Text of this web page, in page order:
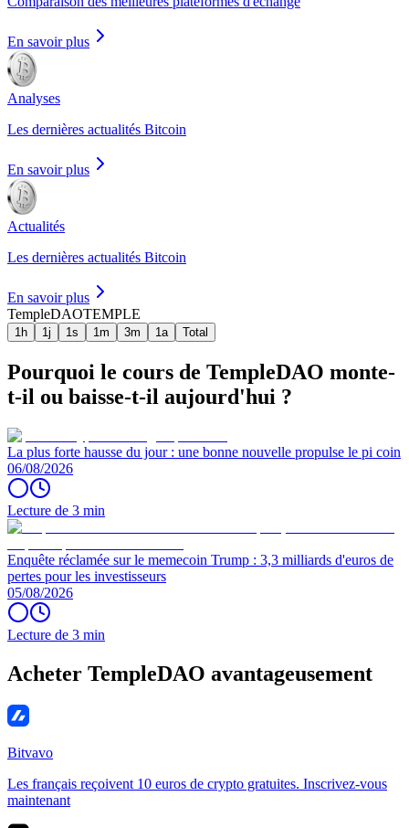
En savoir plus
Analyses
Les dernières actualités Bitcoin
En savoir plus
Actualités
Les dernières actualités Bitcoin
En savoir plus
TempleDAOTEMPLE
1h 1j 1s 1m 3m 1a Total
Pourquoi le cours de TempleDAO monte-
t-il ou baisse-t-il aujourd'hui ?
La plus forte hausse du jour : une bonne nouvelle propulse le pi coin
06/08/2026
Lecture de 3 min
Enquête réclamée sur le memecoin Trump : 3,3 milliards d'euros de
pertes pour les investisseurs
05/08/2026
Lecture de 3 min
Acheter TempleDAO avantageusement
Bitvavo
Les français reçoivent 10 euros de crypto gratuites. Inscrivez-vous
maintenant